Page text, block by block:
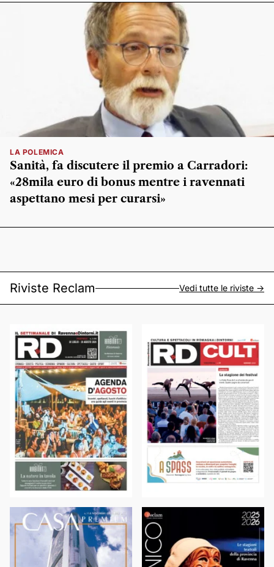
LA POLEMICA
Sanità, fa discutere il premio a Carradori:
«28mila euro di bonus mentre i ravennati
aspettano mesi per curarsi»
Riviste Reclam Vedi tutte le riviste ->